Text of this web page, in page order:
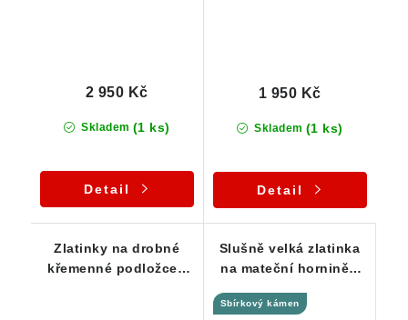
Skladem (1 ks)
2 950 Kč
Detail
Skladem (1 ks)
1 950 Kč
Detail
Zlatinky na drobné
křemenné podložce -
Slušně velká zlatinka
na mateční hornině -
Sbírkový kámen